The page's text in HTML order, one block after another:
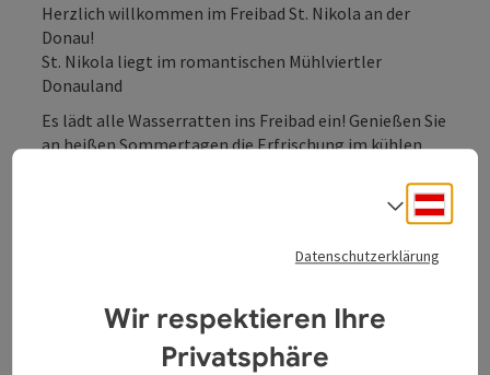
Herzlich willkommen im Freibad St. Nikola an der
Donau!
St. Nikola liegt im romantischen Mühlviertler
Donauland
Es lädt alle Wasserratten ins Freibad ein! Genießen Sie
an heißen Sommertagen die Erfrischung im kühlen
Öffnungszeiten
Datenschutzerklärung
Wir respektieren Ihre
Privatsphäre